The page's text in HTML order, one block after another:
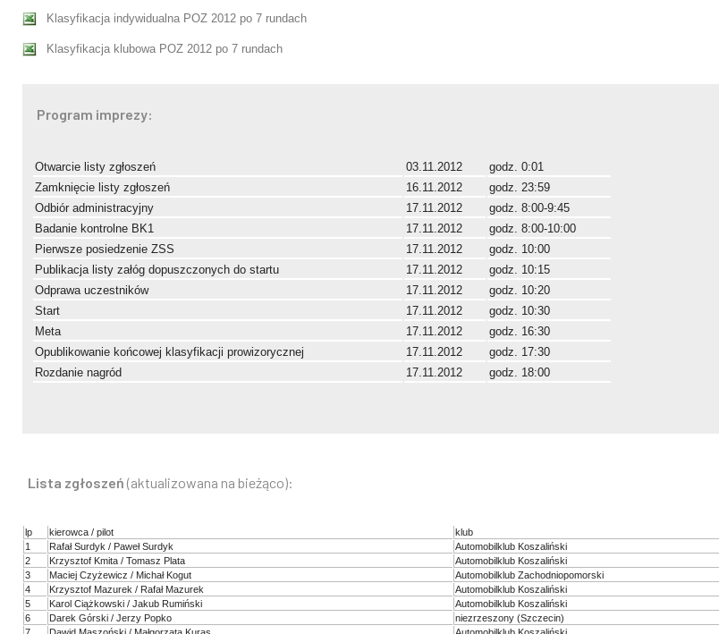
Klasyfikacja indywidualna POZ 2012 po 7 rundach
Klasyfikacja klubowa POZ 2012 po 7 rundach
Program imprezy:
Otwarcie listy zgłoszeń 03.11.2012
godz. 0:01
Zamknięcie listy zgłoszeń
16.11.2012
godz. 23:59
Odbiór administracyjny
17.11.2012
godz. 8:00-9:45
Badanie kontrolne BK1
17.11.2012
godz. 8:00-10:00
Pierwsze posiedzenie ZSS
17.11.2012
godz. 10:00
Publikacja listy załóg dopuszczonych do startu
17.11.2012
godz. 10:15
Odprawa uczestników
17.11.2012
godz. 10:20
Start
17.11.2012
godz. 10:30
Meta
17.11.2012
godz. 16:30
Opublikowanie końcowej klasyfikacji prowizorycznej
17.11.2012
godz. 17:30
Rozdanie nagród
17.11.2012 godz. 18:00
Lista zgłoszeń (aktualizowana na bieżąco):
lp kierowca / pilot klub
1
Rafał Surdyk / Paweł Surdyk Automobilklub Koszaliński
2
Krzysztof Kmita / Tomasz Plata Automobilklub Koszaliński
3
Maciej Czyżewicz / Michał Kogut Automobilklub Zachodniopomorski
4
Krzysztof Mazurek / Rafał Mazurek Automobilklub Koszaliński
5
Karol Ciążkowski / Jakub Rumiński Automobilklub Koszaliński
6
Darek Górski / Jerzy Popko niezrzeszony (Szczecin)